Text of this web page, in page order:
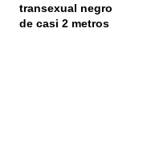
transexual negro
de casi 2 metros